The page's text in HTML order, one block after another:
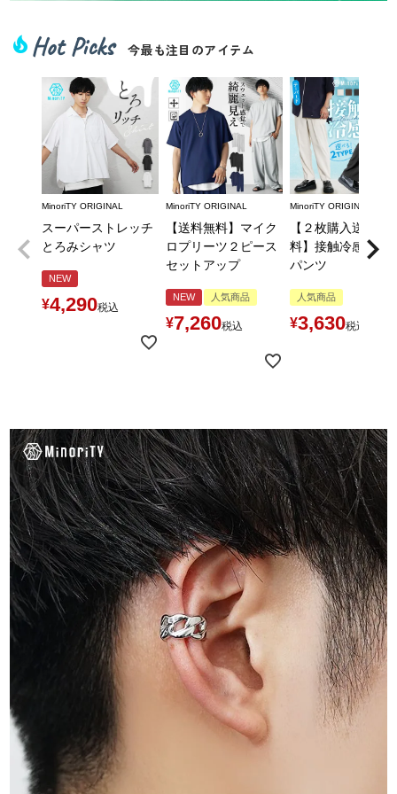
local_fire_department Hot Picks 今最も注目のアイテム
MinoriTY ORIGINAL
スーパーストレッチ
とろみシャツ
NEW
¥4,290税込
MinoriTY ORIGINAL
【送料無料】マイク
ロプリーツ２ピース
セットアップ
NEW 人気商品
¥7,260税込
MinoriTY ORIGINAL
【２枚購入送料無
料】接触冷感とろ
パンツ
人気商品
¥3,630税込